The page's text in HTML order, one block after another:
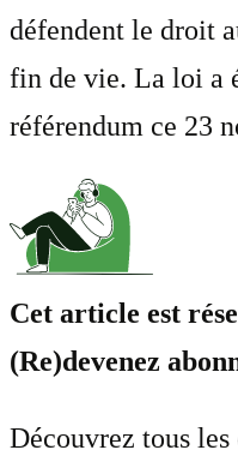
défendent le droit
fin de vie. La loi a
référendum ce 23
Cet article est
(Re)devenez
Découvrez tous